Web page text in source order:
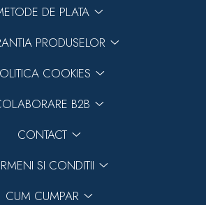
DE PLATA
PRODUSELOR
COOKIES
B2B
CONTACT
SI CONDITII
CUM CUMPAR